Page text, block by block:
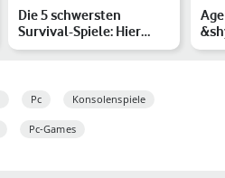
Die 5 schwersten
Survival-Spiele: Hier
kämpfst Du ums
Pc Konsolenspiele
Pc-Games